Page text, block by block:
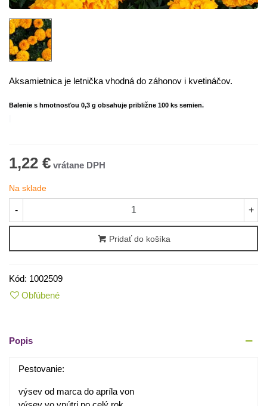
Aksamietnica je letnička vhodná do záhonov i kvetináčov.
Balenie s hmotnosťou 0,3 g obsahuje približne 100 ks semien.
1,22 €
Na sklade
- +
Pridať do košíka
Kód: 1002509
Obľúbené
Popis
Pestovanie:
výsev od marca do apríla von